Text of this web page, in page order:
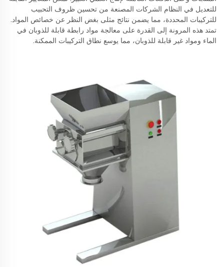
للتعديل في النظام الشركات المصنعة من تحسين ظروف التحبيب
للتركيبات المحددة، مما يضمن نتائج مثلى بغض النظر عن خصائص المواد.
تمتد هذه المرونة إلى القدرة على معالجة مواد رابطة قابلة للذوبان في
الماء ومواد غير قابلة للذوبان، مما يوسع نطاق التركيبات الممكنة.